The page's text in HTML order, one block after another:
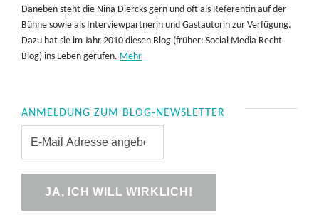
Daneben steht die Nina Diercks gern und oft als Referentin auf der
Bühne sowie als Interviewpartnerin und Gastautorin zur Verfügung.
Dazu hat sie im Jahr 2010 diesen Blog (früher: Social Media Recht
Blog) ins Leben gerufen. Mehr
ANMELDUNG ZUM BLOG-NEWSLETTER